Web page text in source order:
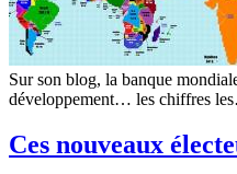
Sur son blog, la banque
développement… les chiffres
Ces nouveaux